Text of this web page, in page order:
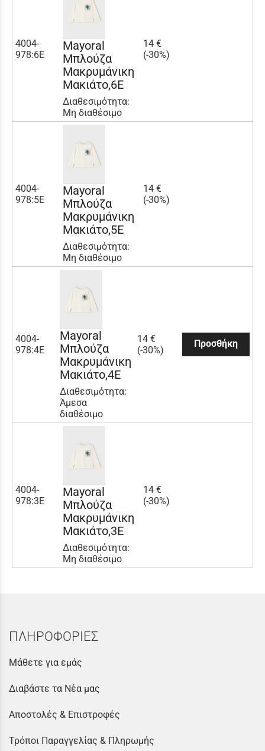
4004-
978:6E
Mayoral
Μπλούζα
Μακρυμάνικη
Μακιάτο,6E
Διαθεσιμότητα:
Μη διαθέσιμο
14 €
(-30%)
4004-
978:5E
Mayoral
Μπλούζα
Μακρυμάνικη
Μακιάτο,5E
Διαθεσιμότητα:
Μη διαθέσιμο
14 €
(-30%)
4004-
978:4E
Mayoral
Μπλούζα
Μακρυμάνικη
Μακιάτο,4E
Διαθεσιμότητα:
Άμεσα
διαθέσιμο
14 €
(-30%)
Προσθήκη
4004-
978:3E
Mayoral
Μπλούζα
Μακρυμάνικη
Μακιάτο,3E
Διαθεσιμότητα:
Μη διαθέσιμο
14 €
(-30%)
ΠΛΗΡΟΦΟΡΙΕΣ
Μάθετε για εμάς
Διαβάστε τα Νέα μας
Αποστολές & Επιστροφές
Τρόποι Παραγγελίας & Πληρωμής